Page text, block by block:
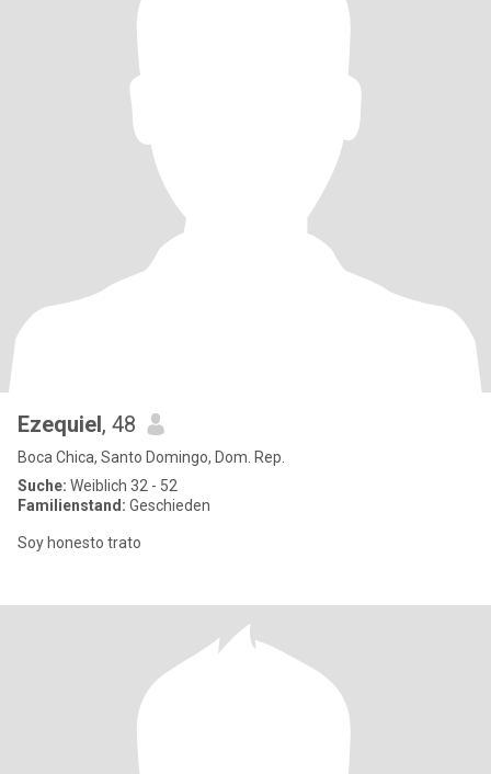
Ezequiel, 48
Boca Chica, Santo Domingo, Dom. Rep.
Suche: Weiblich 32 - 52
Familienstand: Geschieden
Soy honesto trato